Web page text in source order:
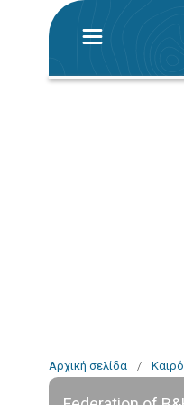
Αρχική σελίδα /